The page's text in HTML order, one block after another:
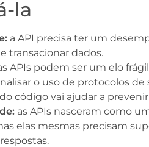
la
a API precisa ter um
transacionar dados.
APIs podem ser um elo
o uso de protocolos de
código vai ajudar a
as APIs nasceram como
elas mesmas precisam